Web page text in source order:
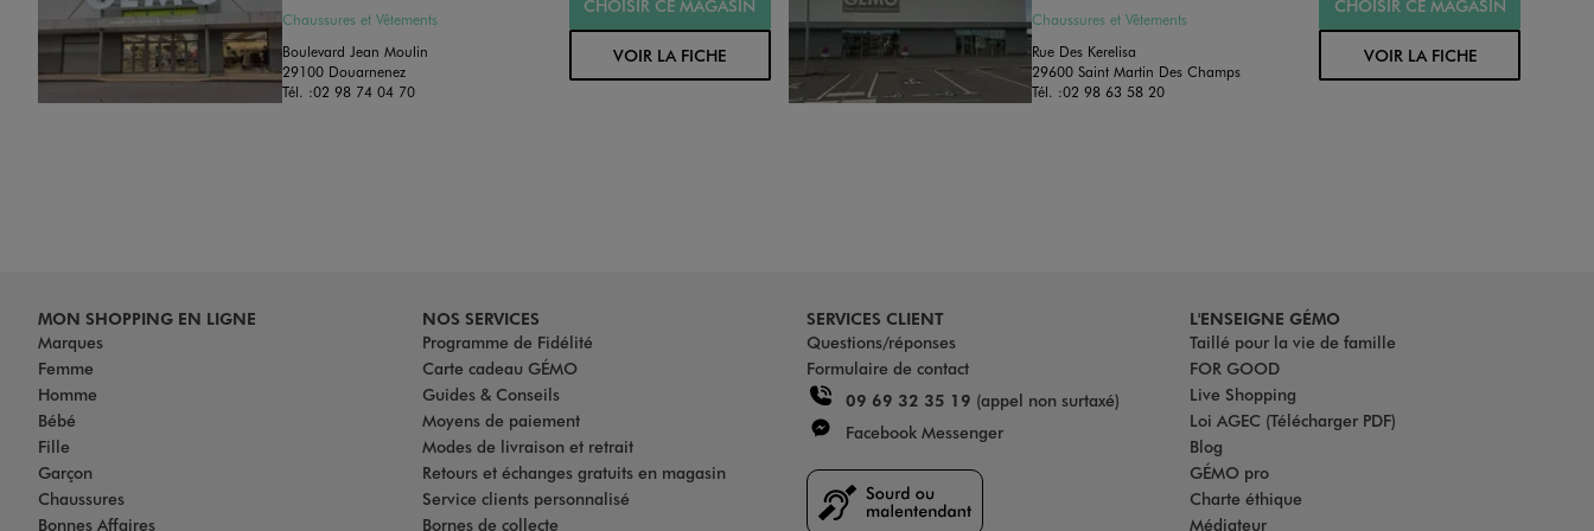
Chaussures et Vêtements
Boulevard Jean Moulin
29100 Douarnenez
Tél. :02 98 74 04 70
CHOISIR CE MAGASIN
VOIR LA FICHE
Chaussures et Vêtements
Rue Des Kerelisa
29600 Saint Martin Des Champs
Tél. :02 98 63 58 20
CHOISIR CE MAGASIN
VOIR LA FICHE
MON SHOPPING EN LIGNE
Marques
Femme
Homme
Bébé
Fille
Garçon
Chaussures
Bonnes Affaires
NOS SERVICES
Programme de Fidélité
Carte cadeau GÉMO
Guides & Conseils
Moyens de paiement
Modes de livraison et retrait
Retours et échanges gratuits en magasin
Service clients personnalisé
Bornes de collecte
SERVICES CLIENT
Questions/réponses
Formulaire de contact
09 69 32 35 19 (appel non surtaxé)
Facebook Messenger
L'ENSEIGNE GÉMO
Taillé pour la vie de famille
FOR GOOD
Live Shopping
Loi AGEC (Télécharger PDF)
Blog
GÉMO pro
Charte éthique
Médiateur